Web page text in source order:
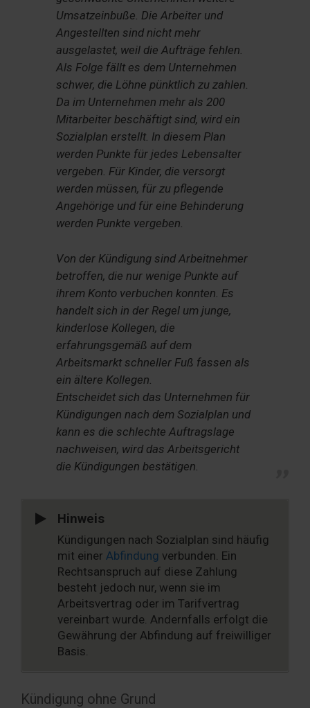
Umsatzeinbuße. Die Arbeiter und
Angestellten sind nicht mehr
ausgelastet, weil die Aufträge fehlen.
Als Folge fällt es dem Unternehmen
schwer, die Löhne pünktlich zu zahlen.
Da im Unternehmen mehr als 200
Mitarbeiter beschäftigt sind, wird ein
Sozialplan erstellt. In diesem Plan
werden Punkte für jedes Lebensalter
vergeben. Für Kinder, die versorgt
werden müssen, für zu pflegende
Angehörige und für eine Behinderung
werden Punkte vergeben.
Von der Kündigung sind Arbeitnehmer
betroffen, die nur wenige Punkte auf
ihrem Konto verbuchen konnten. Es
handelt sich in der Regel um junge,
kinderlose Kollegen, die
erfahrungsgemäß auf dem
Arbeitsmarkt schneller Fuß fassen als
ein ältere Kollegen.
Entscheidet sich das Unternehmen für
Kündigungen nach dem Sozialplan und
kann es die schlechte Auftragslage
nachweisen, wird das Arbeitsgericht
die Kündigungen bestätigen.
Hinweis
Kündigungen nach Sozialplan sind häufig
mit einer Abfindung verbunden. Ein
Rechtsanspruch auf diese Zahlung
besteht jedoch nur, wenn sie im
Arbeitsvertrag oder im Tarifvertrag
vereinbart wurde. Andernfalls erfolgt die
Gewährung der Abfindung auf freiwilliger
Basis.
Kündigung ohne Grund